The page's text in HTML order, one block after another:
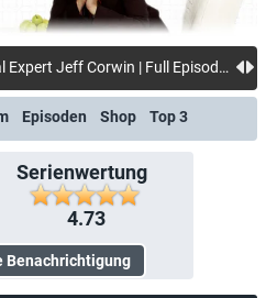
08.08.: Neue Folge: Animal Expert Jeff Corwin | Full Episode (YouTube)
Episoden Shop Top 3
Serienwertung
4.73